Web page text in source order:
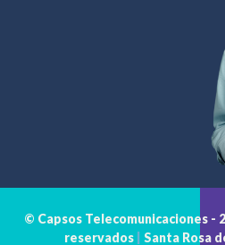
© Capsos Telecomunicaciones -
reservados
Santa Rosa